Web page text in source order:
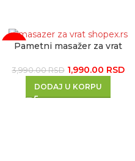
-50%
Pametni masažer za vrat
3,990.00RSD 1,990.00 RSD
DODAJ U KORPU